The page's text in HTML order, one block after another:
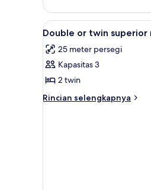
Kamar
Lihat
semua
foto
untuk
Double
or
3
Double or twin
25 meter persegi
Kapasitas 3
2 twin
Rincian selengkapnya
Rincian